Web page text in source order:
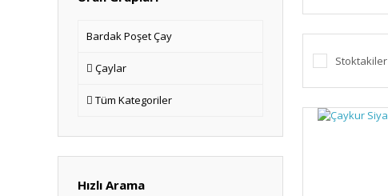
Bardak Poşet Çay
Çaylar
Tüm Kategoriler
Hızlı Arama
Stoktakiler